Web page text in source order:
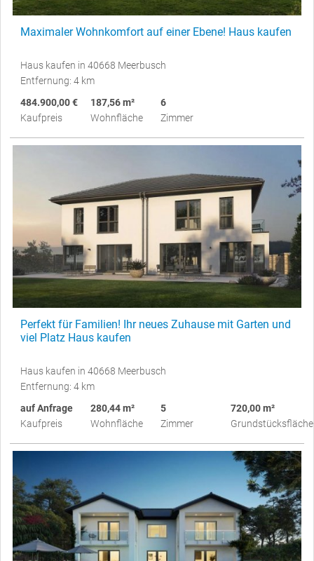
Maximaler Wohnkomfort auf einer Ebene! Haus kaufen
Haus kaufen in 40668 Meerbusch
Entfernung: 4 km
484.900,00 €
Kaufpreis
187,56 m²
Wohnfläche
6
Zimmer
Perfekt für Familien! Ihr neues Zuhause mit Garten und
viel Platz Haus kaufen
Haus kaufen in 40668 Meerbusch
Entfernung: 4 km
auf Anfrage
Kaufpreis
280,44 m²
Wohnfläche
5
Zimmer
720,00 m²
Grundstücksfläche